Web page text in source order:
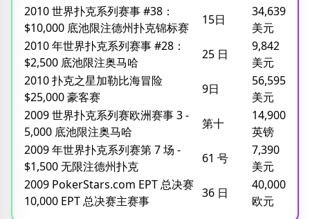
2010 世界扑克系列赛事 #38：
$10,000 底池限注德州扑克锦标赛
15日
34,639
美元
2010 年世界扑克系列赛事 #28：
$2,500 底池限注奥马哈
25 日
9,842
美元
2010 扑克之星加勒比海冒险
$25,000 豪客赛
9日
56,595
美元
2009 世界扑克系列赛欧洲赛事 3 -
5,000 底池限注奥马哈
第十
14,900
英镑
2009 年世界扑克系列赛第 7 场 -
$1,500 无限注德州扑克
61 号
7,390
美元
2009 PokerStars.com EPT 总决赛
10,000 EPT 总决赛主赛事
36 日
40,000
欧元